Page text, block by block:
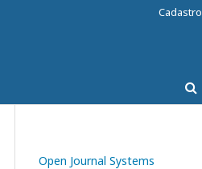
Cadastro
Open Journal Systems